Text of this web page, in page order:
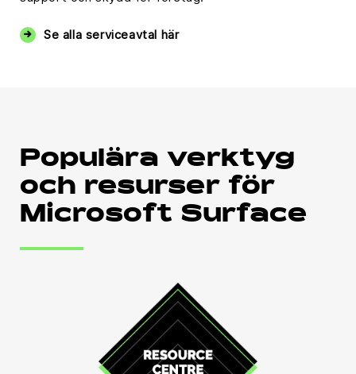
Se alla serviceavtal här
Populära verktyg
och resurser för
Microsoft Surface